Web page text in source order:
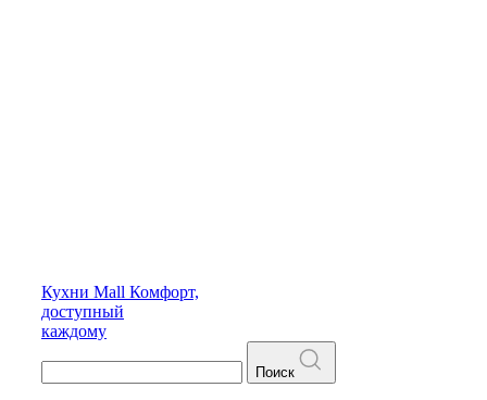
Кухни Mall Комфорт,
доступный
каждому
Поиск